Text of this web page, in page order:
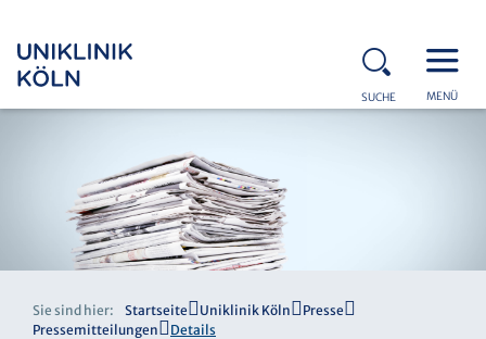
SUCHE MENÜ
Sie sind hier: Startseite Uniklinik Köln
Presse
Pressemitteilungen
Details